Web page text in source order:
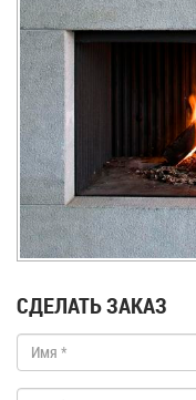
СДЕЛАТЬ ЗАКАЗ